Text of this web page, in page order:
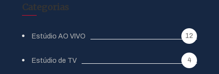
Categorias
Estúdio AO VIVO 12
Estúdio de TV 4